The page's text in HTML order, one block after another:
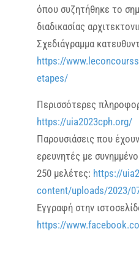
όπου συζητήθηκε το
διαδικασίας
Σχεδιάγραμμα
https://
etapes/
Περισσότερες
https://uia2023cph.org/
Παρουσιάσεις που
ερευνητές με
250 μελέτες: https://
content/uploads/2023/
Εγγραφή στην
https://